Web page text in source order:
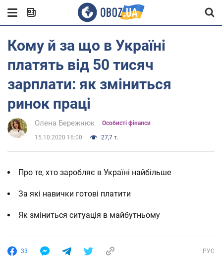
Кому й за що в Україні
платять від 50 тисяч
зарплати: як зміниться
ринок праці
Олена Бережнюк Особисті фінанси
15.10.2020 16:00 27,7 т.
Про те, хто заробляє в Україні найбільше
За які навички готові платити
Як зміниться ситуація в майбутньому
33 РУС